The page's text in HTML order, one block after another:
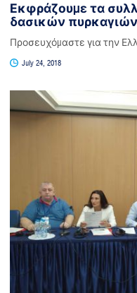
Εκφράζουμε τα
δασικών
Προσευχόμαστε για την
July 24, 2018